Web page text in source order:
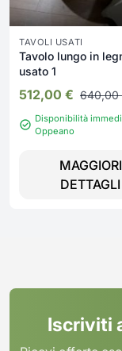
TAVOLI USATI
Tavolo lungo in
usato 1
512,00 € 640,00
Disponibilità
Oppeano
MAGGIORI
DETTAGLI
Iscriviti